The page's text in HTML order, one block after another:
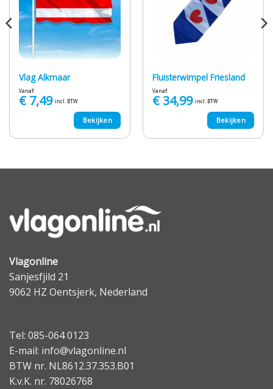
Vlag Alkmaar
Vanaf:
€7,49 incl. BTW
Bekijken
Fluisterwimpel Friesland
Vanaf:
€34,99 incl. BTW
Bekijken
Vlagonline
Sanjesfjild 21
9062 HZ Oentsjerk, Nederland
Tel: 085-064 0123
E-mail: info@vlagonline.nl
BTW nr. NL8612.37.353.B01
K.v.K. nr. 78026768